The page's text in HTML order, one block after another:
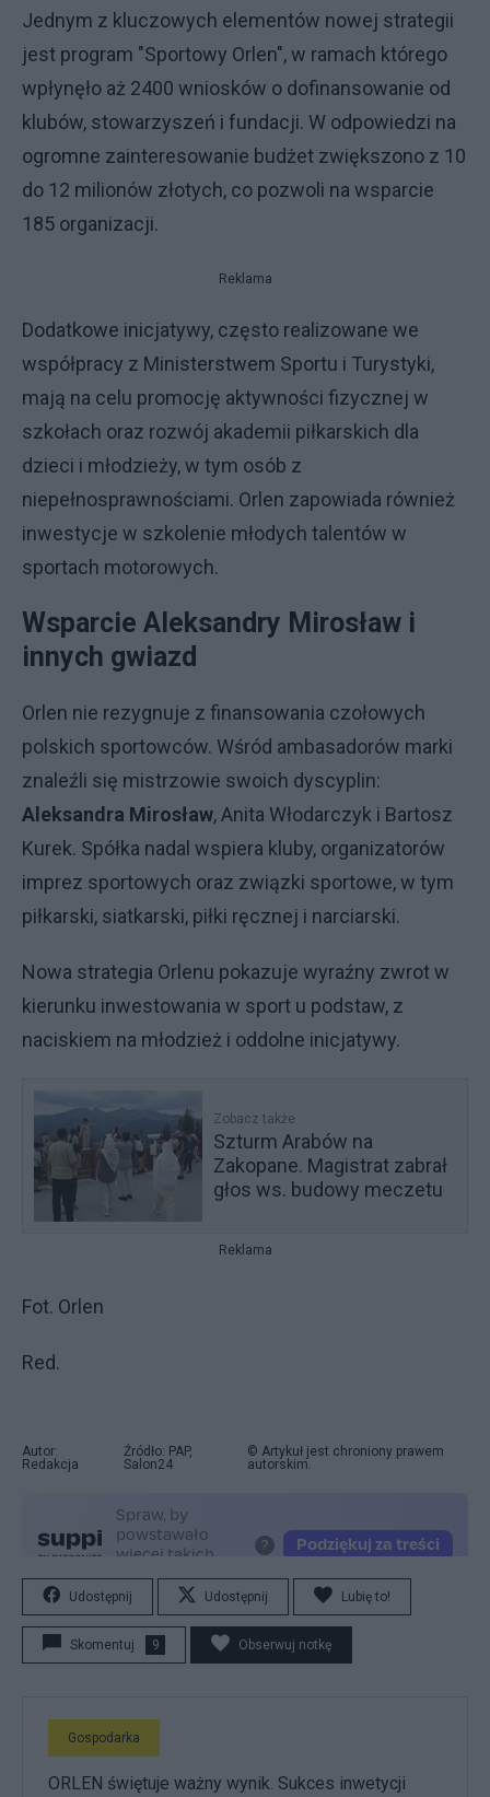
Jednym z kluczowych elementów nowej strategii
jest program "Sportowy Orlen", w ramach którego
wpłynęło aż 2400 wniosków o dofinansowanie od
klubów, stowarzyszeń i fundacji. W odpowiedzi na
ogromne zainteresowanie budżet zwiększono z 10
do 12 milionów złotych, co pozwoli na wsparcie
185 organizacji.
Reklama
Dodatkowe inicjatywy, często realizowane we
współpracy z Ministerstwem Sportu i Turystyki,
mają na celu promocję aktywności fizycznej w
szkołach oraz rozwój akademii piłkarskich dla
dzieci i młodzieży, w tym osób z
niepełnosprawnościami. Orlen zapowiada również
inwestycje w szkolenie młodych talentów w
sportach motorowych.
Wsparcie Aleksandry Mirosław i
innych gwiazd
Orlen nie rezygnuje z finansowania czołowych
polskich sportowców. Wśród ambasadorów marki
znaleźli się mistrzowie swoich dyscyplin:
Aleksandra Mirosław, Anita Włodarczyk i Bartosz
Kurek. Spółka nadal wspiera kluby, organizatorów
imprez sportowych oraz związki sportowe, w tym
piłkarski, siatkarski, piłki ręcznej i narciarski.
Nowa strategia Orlenu pokazuje wyraźny zwrot w
kierunku inwestowania w sport u podstaw, z
naciskiem na młodzież i oddolne inicjatywy.
Zobacz także
Szturm Arabów na
Zakopane. Magistrat zabrał
głos ws. budowy meczetu
Reklama
Fot. Orlen
Red.
Autor:
Redakcja
Źródło: PAP,
Salon24
© Artykuł jest chroniony prawem
autorskim.
Udostępnij Udostępnij Lubię to!
Skomentuj 9 Obserwuj notkę
Gospodarka
ORLEN świętuje ważny wynik. Sukces inwetycji